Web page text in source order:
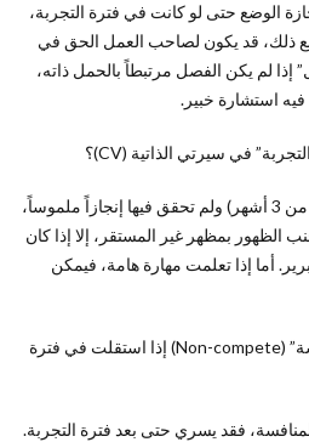
الوضع حتى لو كانت في فترة التجربة،
ذلك، قد يكون لصاحب العمل الحق في
إذا لم يكن الفصل مرتبطاً بالحمل ذاته،
استشارة خبير.
إذا كانت الفترة قصيرة جداً (أقل من 3 أشهر) ولم تحقق فيها إنجازاً ملموساً،
الظهور بمظهر غير المستقر، إلا إذا كان
أما إذا تعلمت مهارة هامة، فيمكن
3. هل يطبق شرط “عدم المنافسة” (Non-compete) إذا استقلت في فترة
فقد يسري حتى بعد فترة التجربة.